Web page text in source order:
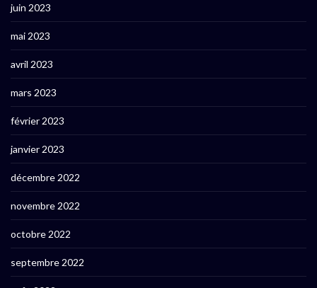
juin 2023
mai 2023
avril 2023
mars 2023
février 2023
janvier 2023
décembre 2022
novembre 2022
octobre 2022
septembre 2022